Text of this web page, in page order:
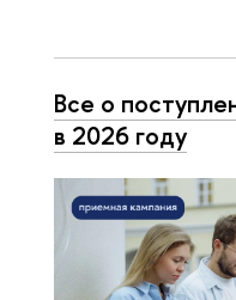
Все о
в 2026 году